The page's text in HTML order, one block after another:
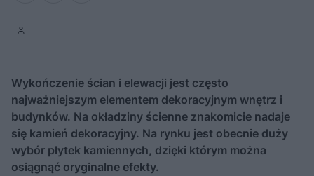
Wykończenie ścian i elewacji jest często
najważniejszym elementem dekoracyjnym wnętrz i
budynków. Na okładziny ścienne znakomicie nadaje
się kamień dekoracyjny. Na rynku jest obecnie duży
wybór płytek kamiennych, dzięki którym można
osiągnąć oryginalne efekty.